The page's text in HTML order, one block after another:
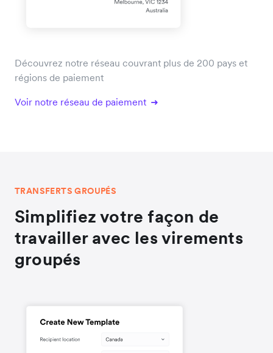
Découvrez notre réseau couvrant plus de 200 pays et
régions de paiement
Voir notre réseau de paiement
TRANSFERTS GROUPÉS
Simplifiez votre façon de
travailler avec les virements
groupés